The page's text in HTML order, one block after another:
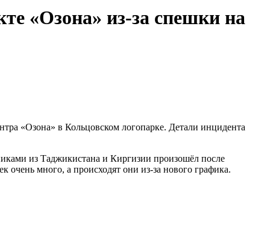
«Озона» из-за спешки на
«Озона» в Кольцовском логопарке. Детали инцидента
из Таджикистана и Киргизии произошёл после
очень много, а происходят они из-за нового графика.